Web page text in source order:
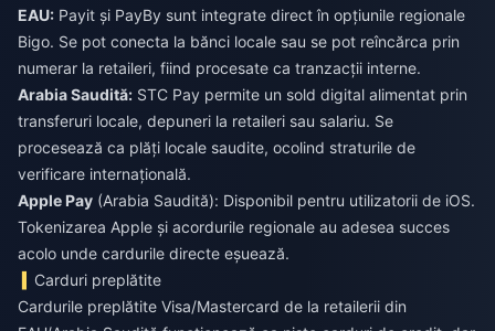
EAU: Payit și PayBy sunt integrate direct în opțiunile regionale
Bigo. Se pot conecta la bănci locale sau se pot reîncărca prin
numerar la retaileri, fiind procesate ca tranzacții interne.
Arabia Saudită: STC Pay permite un sold digital alimentat prin
transferuri locale, depuneri la retaileri sau salariu. Se
procesează ca plăți locale saudite, ocolind straturile de
verificare internațională.
Apple Pay (Arabia Saudită): Disponibil pentru utilizatorii de iOS.
Tokenizarea Apple și acordurile regionale au adesea succes
acolo unde cardurile directe eșuează.
Carduri preplătite
Cardurile preplătite Visa/Mastercard de la retailerii din